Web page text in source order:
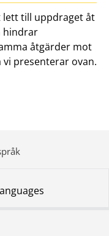
lett till uppdraget åt
hindrar
åtgärder mot
presenterar ovan.